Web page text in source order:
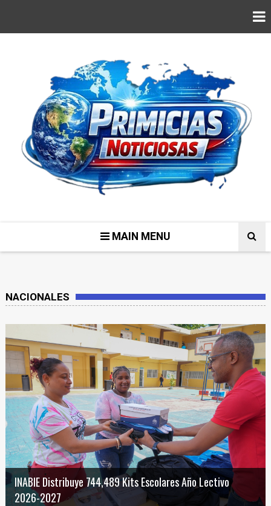
MAIN MENU
NACIONALES
INABIE Distribuye 744,489 Kits Escolares Año Lectivo
2026-2027